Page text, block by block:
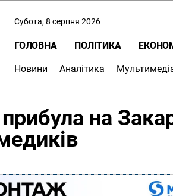
Субота, 8 серпня 2026
ГОЛОВНА ПОЛІТИКА
Новини Аналітика
прибула на